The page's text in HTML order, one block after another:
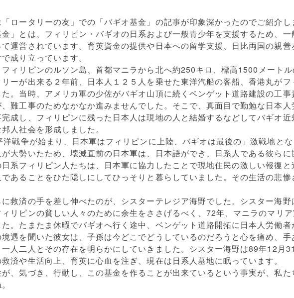
ロータリーの友」での「バギオ基金」の記事が印象深かったのでご紹介し
金」とは、フィリピン・バギオの日系および一般青少年を支援するため、
運営されています。育英資金の提供や日本への留学支援、日比両国の親
成り立っています。
ィリピンのルソン島、首都マニラから北へ約250キロ、標高1500メート
ーが出来る２年前、日本人１２５人を乗せた東洋汽船の客船、香港丸がフ
た。当時、アメリカ軍の少佐がバギオ山頂に続くベンゲット道路建設の工
難工事のためなかなか進みませんでした。そこで、真面目で勤勉な日本人
成し、フィリピンに残った日本人は現地の人と結婚するなどしてバギオ
人社会を形成しました。
洋戦争が始まり、日本軍はフィリピンに上陸、バギオは最後の」激戦地と
が大勢いたため、壊滅直前の日本軍は、日本語ができ、日系人である彼ら
系フィリピン人たちは、日本軍に協力したことで現地住民の激しい報復
あることをひた隠しにしてひっそりと暮らしていました。その生活の悲
救済の手を差し伸べたのが、シスターテレジア海野でした。シスター海
リピンの貧しい人々のために余生をささげるべく、72年、マニラのマリ
。たまたま休暇でバギオへ行く途中、ベンゲット道路開拓に日本人労働
遇を聞いた彼女は、子孫は今どこでどうしているのだろうと心を痛め、
人二人とその存在を明らかにしていきました。シスター海野は89年12月
済や生活向上、育英に心血を注ぎ、現在は日系人墓地に眠っています。
、気づき、行動し、この基金を作ることが出来ているという事実が、私